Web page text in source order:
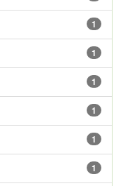
1
1
1
1
1
1